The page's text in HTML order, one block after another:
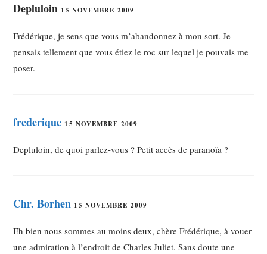
Depluloin 15 NOVEMBRE 2009
Frédérique, je sens que vous m’abandonnez à mon sort. Je
pensais tellement que vous étiez le roc sur lequel je pouvais me
poser.
frederique 15 NOVEMBRE 2009
Depluloin, de quoi parlez-vous ? Petit accès de paranoïa ?
Chr. Borhen 15 NOVEMBRE 2009
Eh bien nous sommes au moins deux, chère Frédérique, à vouer
une admiration à l’endroit de Charles Juliet. Sans doute une